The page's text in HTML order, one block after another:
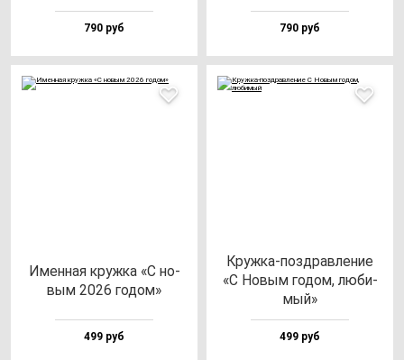
790 руб 790 руб
Имен­ная круж­ка «С но­
вым 2026 го­дом»
499 руб
Круж­ка-поз­драв­ле­ние
«С Новым го­дом, лю­би­
мый»
499 руб